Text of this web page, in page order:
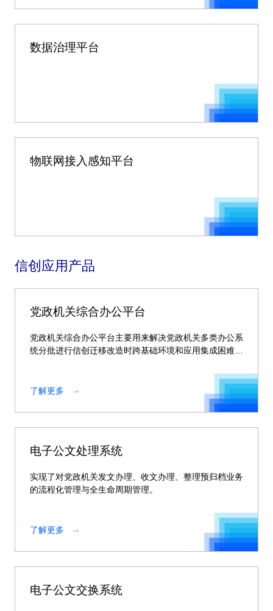
数据治理平台
物联网接入感知平台
信创应用产品
党政机关综合办公平台
党政机关综合办公平台主要用来解决党政机关多类办公系
统分批进行信创迁移改造时跨基础环境和应用集成困难的
了解更多
电子公文处理系统
实现了对党政机关发文办理、收文办理、整理预归档业务
的流程化管理与全生命周期管理。
了解更多
电子公文交换系统